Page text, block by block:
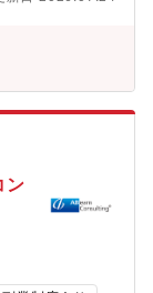
とがアクセン
ントに提供する
ンススペシャリ
。また、これ
も大きく、国内
。そして、
ュア経営ボード
なども行って
案 大型トラン
略的パートナ
スキーム策
面の作成支援
・新規案件獲
ン